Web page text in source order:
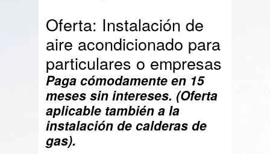
Oferta: Instalación de
aire acondicionado para
particulares o empresas
Paga cómodamente en 15
meses sin intereses. (Oferta
aplicable también a la
instalación de calderas de
gas).